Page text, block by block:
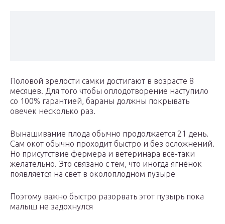
Половой зрелости самки достигают в возрасте 8
месяцев. Для того чтобы оплодотворение наступило
со 100% гарантией, бараны должны покрывать
овечек несколько раз.
Вынашивание плода обычно продолжается 21 день.
Сам окот обычно проходит быстро и без осложнений.
Но присутствие фермера и ветеринара всё-таки
желательно. Это связано с тем, что иногда ягнёнок
появляется на свет в околоплодном пузыре
Поэтому важно быстро разорвать этот пузырь пока
малыш не задохнулся